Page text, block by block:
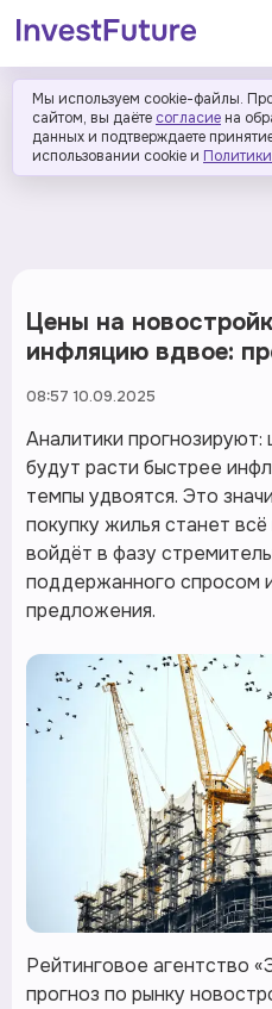
Мы используем cookie-файлы.
сайтом, вы даёте согласие на
данных и подтверждаете
использовании cookie и
Цены на
инфляцию вдвое:
08:57 10.09.2025
Аналитики
будут расти быстрее
темпы удвоятся. Это
покупку жилья станет
войдёт в фазу
поддержанного спросом
предложения.
Рейтинговое агентство
прогноз по рынку